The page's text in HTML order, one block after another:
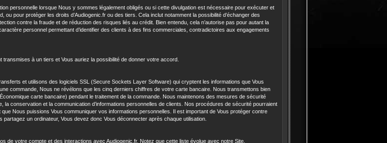
personnelle lorsque Nous y sommes légalement obligés ou si cette divulgation est nécessaire pour exécuter et
pour protéger les droits d’Audiogenic.fr ou des tiers. Cela inclut notamment la possibilité d’échanger des
contre la fraude et de réduction des risques liés au crédit. Bien entendu, cela n’autorise pas pour autant la
personnel permettant d’identifier des clients à des fins commerciales, contradictoires aux engagements
à un tiers et Vous auriez la possibilité de donner votre accord.
et utilisons des logiciels SSL (Secure Sockets Layer Software) qui cryptent les informations que Vous
commande, Nous ne révélons que les cinq derniers chiffres de votre carte bancaire. Nous transmettons bien
carte bancaire) pendant le traitement de la commande. Nous maintenons des mesures de sécurité
conservation et la communication d’informations personnelles de clients. Nos procédures de sécurité pourraient
Nous puissions Vous communiquer vos informations personnelles. Il est important de Vous protéger contre
un ordinateur, Vous devez donc Vous déconnecter après chaque utilisation.
de votre compte et des interactions avec Audiogenic.fr. Notez que cette liste évolue avec notre Site.